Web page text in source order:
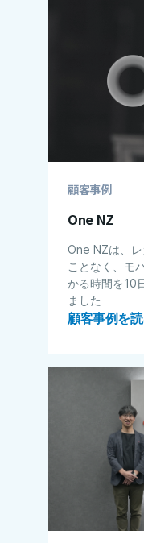
顧客事例
One NZ
One NZは、
ことなく、モ
かる​​時間を10
ました
顧客事例を